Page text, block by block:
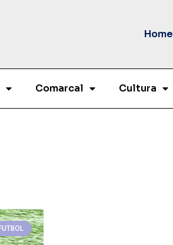
Home
Comarcal Cultura
FUTBOL